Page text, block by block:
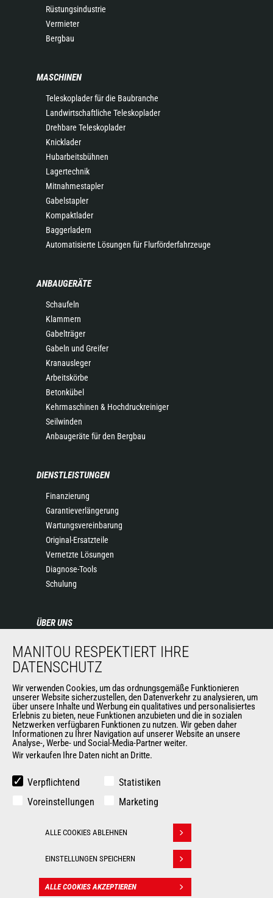
Rüstungsindustrie
Vermieter
Bergbau
MASCHINEN
Teleskoplader für die Baubranche
Landwirtschaftliche Teleskoplader
Drehbare Teleskoplader
Knicklader
Hubarbeitsbühnen
Lagertechnik
Mitnahmestapler
Gabelstapler
Kompaktlader
Baggerladern
Automatisierte Lösungen für Flurförderfahrzeuge
ANBAUGERÄTE
Schaufeln
Klammern
Gabelträger
Gabeln und Greifer
Kranausleger
Arbeitskörbe
Betonkübel
Kehrmaschinen & Hochdruckreiniger
Seilwinden
Anbaugeräte für den Bergbau
DIENSTLEISTUNGEN
Finanzierung
Garantieverlängerung
Wartungsvereinbarung
Original-Ersatzteile
Vernetzte Lösungen
Diagnose-Tools
Schulung
ÜBER UNS
Kontakt
Impressum
Datenschutz
Veranstaltungen
Neuigkeiten
Geschichte
Karriere
RMI Manitou
Manitou Group Attachments
MANITOU RESPEKTIERT IHRE
DATENSCHUTZ
Wir verwenden Cookies, um das ordnungsgemäße Funktionieren
unserer Website sicherzustellen, den Datenverkehr zu analysieren, um
über unsere Inhalte und Werbung ein qualitatives und personalisiertes
Erlebnis zu bieten, neue Funktionen anzubieten und die in sozialen
Netzwerken verfügbaren Funktionen zu nutzen. Wir geben daher
Informationen zu Ihrer Navigation auf unserer Website an unsere
Analyse-, Werbe- und Social-Media-Partner weiter.
Wir verkaufen Ihre Daten nicht an Dritte.
Verpflichtend
Statistiken
Voreinstellungen
Marketing
ALLE COOKIES ABLEHNEN
EINSTELLUNGEN SPEICHERN
ALLE COOKIES AKZEPTIEREN